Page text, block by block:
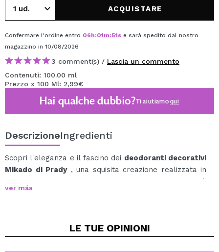
ACQUISTARE
Confermare l'ordine entro 06h:01m:51s e sarà spedito dal nostro
magazzino in 10/08/2026
3 comment(s) / Lascia un commento
Contenuti: 100.00 ml
Prezzo x 100 Ml: 2,99€
Hai qualche dubbio?Ti aiutiamoqui
DescrizioneIngredienti
Scopri l'eleganza e il fascino dei deodoranti decorativi
Mikado di Prady, una squisita creazione realizzata in
Spagna con alcool ed essenze naturali che trasformerà
il tuo ambiente in un'oasi profumata.
fornendo una fragranza fresca e duratura in ambienti
ver más
LE TUE OPINIONI